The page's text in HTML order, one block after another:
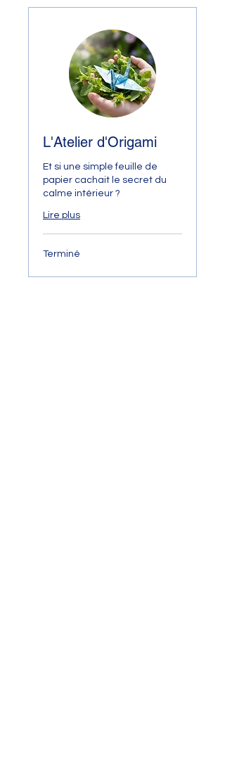
L'Atelier d'Origami
Et si une simple feuille de
papier cachait le secret du
calme intérieur ?
Lire plus
Terminé